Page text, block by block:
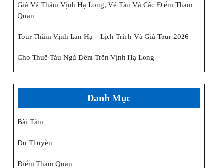
Giá Vé Thăm Vịnh Hạ Long, Vé Tàu Và Các Điểm Tham
Quan
Tour Thăm Vịnh Lan Hạ – Lịch Trình Và Giá Tour 2026
Cho Thuê Tàu Ngủ Đêm Trên Vịnh Hạ Long
Danh Mục
Bãi Tắm
Du Thuyền
Điểm Tham Quan